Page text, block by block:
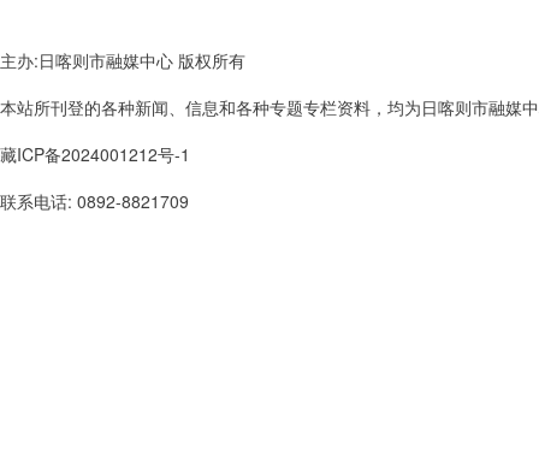
主办:日喀则市融媒中心 版权所有
本站所刊登的各种新闻、信息和各种专题专栏资料，均为日喀则市融
藏ICP备2024001212号-1
联系电话: 0892-8821709